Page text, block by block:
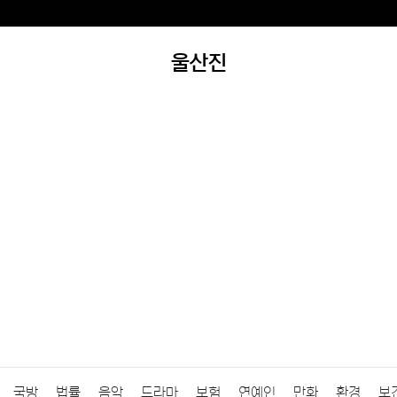
울산진
국방 법률 음악 드라마 보험 연예인 만화 환경 보